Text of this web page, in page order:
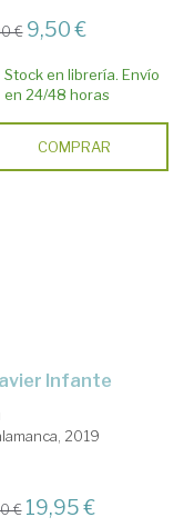
€ 9,50 €
Stock en librería. Envío
en 24/48 horas
COMPRAR
Infante
2019
€ 19,95 €